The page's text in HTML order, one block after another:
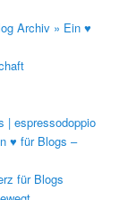
Archiv » Ein ♥
| espressodoppio
♥ für Blogs –
für Blogs